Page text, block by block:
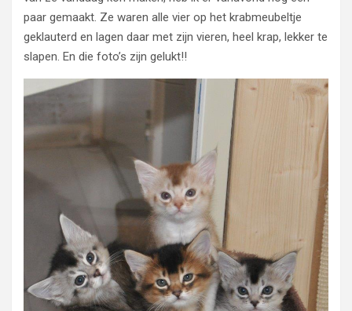
paar gemaakt. Ze waren alle vier op het krabmeubeltje
geklauterd en lagen daar met zijn vieren, heel krap, lekker te
slapen. En die foto’s zijn gelukt!!